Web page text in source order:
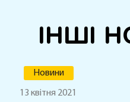
ІНШІ
Новини
13 квітня 2021